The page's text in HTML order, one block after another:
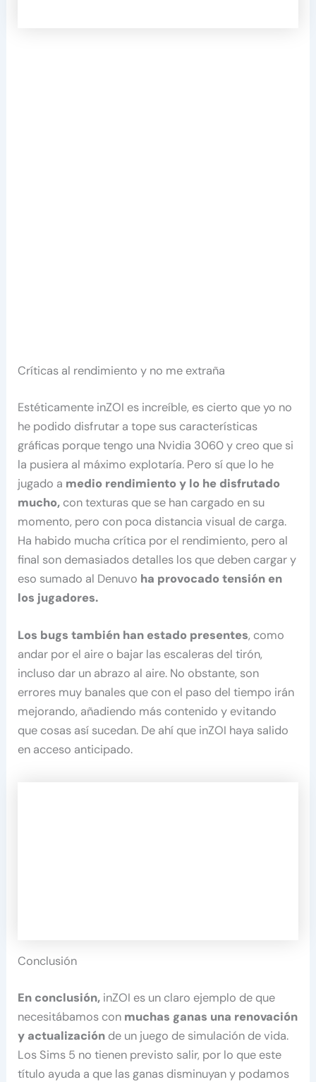
Críticas al rendimiento y no me extraña
Estéticamente inZOI es increíble, es cierto que yo no
he podido disfrutar a tope sus características
gráficas porque tengo una Nvidia 3060 y creo que si
la pusiera al máximo explotaría. Pero sí que lo he
jugado a medio rendimiento y lo he disfrutado
mucho, con texturas que se han cargado en su
momento, pero con poca distancia visual de carga.
Ha habido mucha crítica por el rendimiento, pero al
final son demasiados detalles los que deben cargar y
eso sumado al Denuvo ha provocado tensión en
los jugadores.
Los bugs también han estado presentes, como
andar por el aire o bajar las escaleras del tirón,
incluso dar un abrazo al aire. No obstante, son
errores muy banales que con el paso del tiempo irán
mejorando, añadiendo más contenido y evitando
que cosas así sucedan. De ahí que inZOI haya salido
en acceso anticipado.
Conclusión
En conclusión, inZOI es un claro ejemplo de que
necesitábamos con muchas ganas una renovación
y actualización de un juego de simulación de vida.
Los Sims 5 no tienen previsto salir, por lo que este
título ayuda a que las ganas disminuyan y podamos